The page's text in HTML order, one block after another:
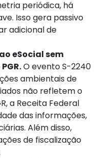
periódica, há
Isso gera passivo
adicional de
eSocial sem
O evento S-2240
ambientais de
não refletem o
a Receita Federal
das informações,
Além disso,
de fiscalização